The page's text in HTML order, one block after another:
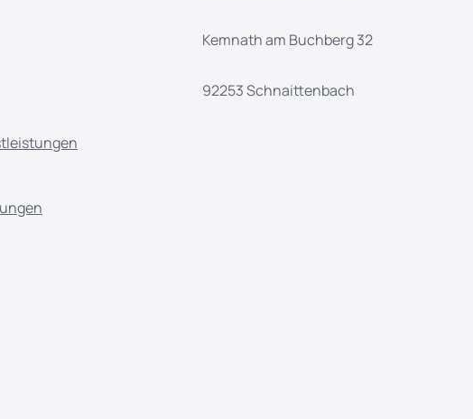
Kemnath am Buchberg 32
92253 Schnaittenbach